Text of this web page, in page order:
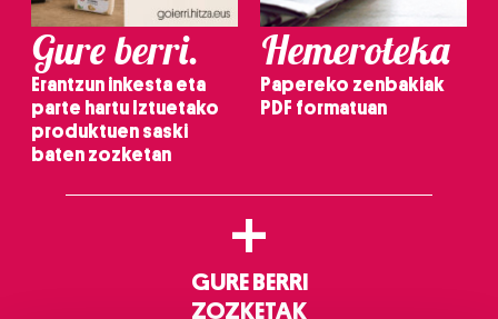
Gure berri.
Erantzun inkesta eta
parte hartu Iztuetako
produktuen saski
baten zozketan
Hemeroteka
Papereko zenbakiak
PDF formatuan
+
GURE BERRI
ZOZKETAK